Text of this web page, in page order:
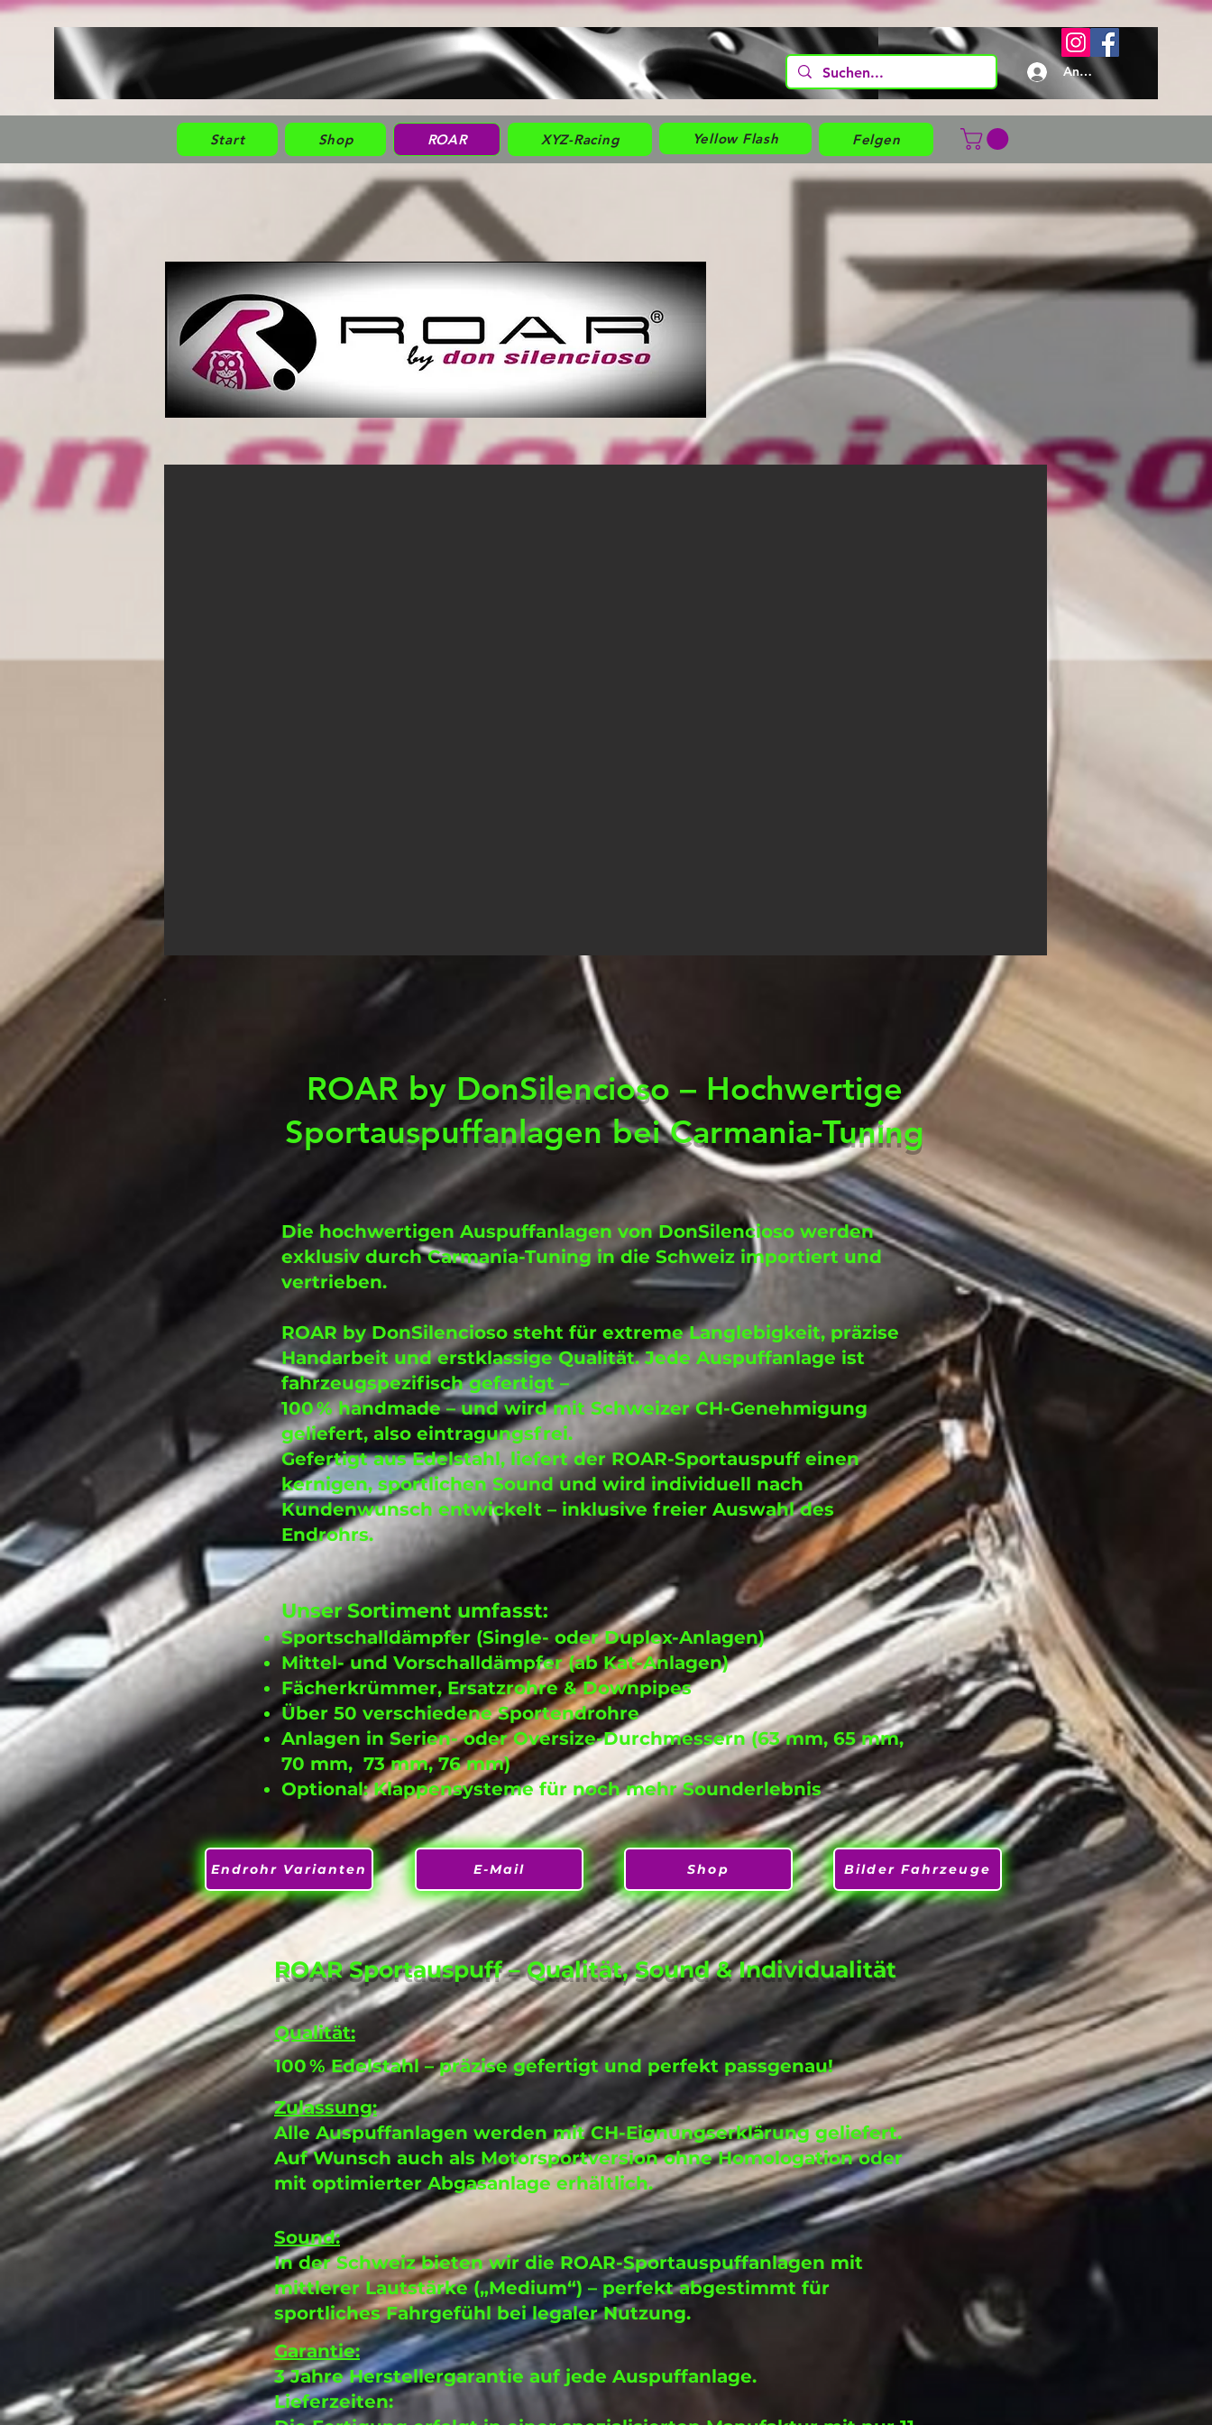
Anmelden
Start Shop ROAR XYZ-Racing Yellow Flash Felgen
ROAR by DonSilencioso – Hochwertige
Sportauspuffanlagen bei Carmania-Tuning
Die hochwertigen Auspuffanlagen von DonSilencioso werden
exklusiv durch Carmania-Tuning in die Schweiz importiert und
vertrieben.
ROAR by DonSilencioso steht für extreme Langlebigkeit, präzise
Handarbeit und erstklassige Qualität. Jede Auspuffanlage ist
fahrzeugspezifisch gefertigt –
100 % handmade – und wird mit Schweizer CH-Genehmigung
geliefert, also eintragungsfrei.
Gefertigt aus Edelstahl, liefert der ROAR-Sportauspuff einen
kernigen, sportlichen Sound und wird individuell nach
Kundenwunsch entwickelt – inklusive freier Auswahl des
Endrohrs.
Unser Sortiment umfasst:
Sportschalldämpfer (Single- oder Duplex-Anlagen)
Mittel- und Vorschalldämpfer (ab Kat-Anlagen)
Fächerkrümmer, Ersatzrohre & Downpipes
Über 50 verschiedene Sportendrohre
Anlagen in Serien- oder Oversize-Durchmessern (63 mm, 65 mm,
70 mm, 73 mm, 76 mm)
Optional: Klappensysteme für noch mehr Sounderlebnis
Endrohr Varianten E-Mail Shop Bilder Fahrzeuge
ROAR Sportauspuff – Qualität, Sound & Individualität
Qualität:
100 % Edelstahl – präzise gefertigt und perfekt passgenau!
Zulassung:
Alle Auspuffanlagen werden mit CH-Eignungserklärung geliefert.
Auf Wunsch auch als Motorsportversion ohne Homologation oder
mit optimierter Abgasanlage erhältlich.
Sound:
In der Schweiz bieten wir die ROAR-Sportauspuffanlagen mit
mittlerer Lautstärke („Medium“) – perfekt abgestimmt für
sportliches Fahrgefühl bei legaler Nutzung.
Garantie:
3 Jahre Herstellergarantie auf jede Auspuffanlage.
Lieferzeiten: